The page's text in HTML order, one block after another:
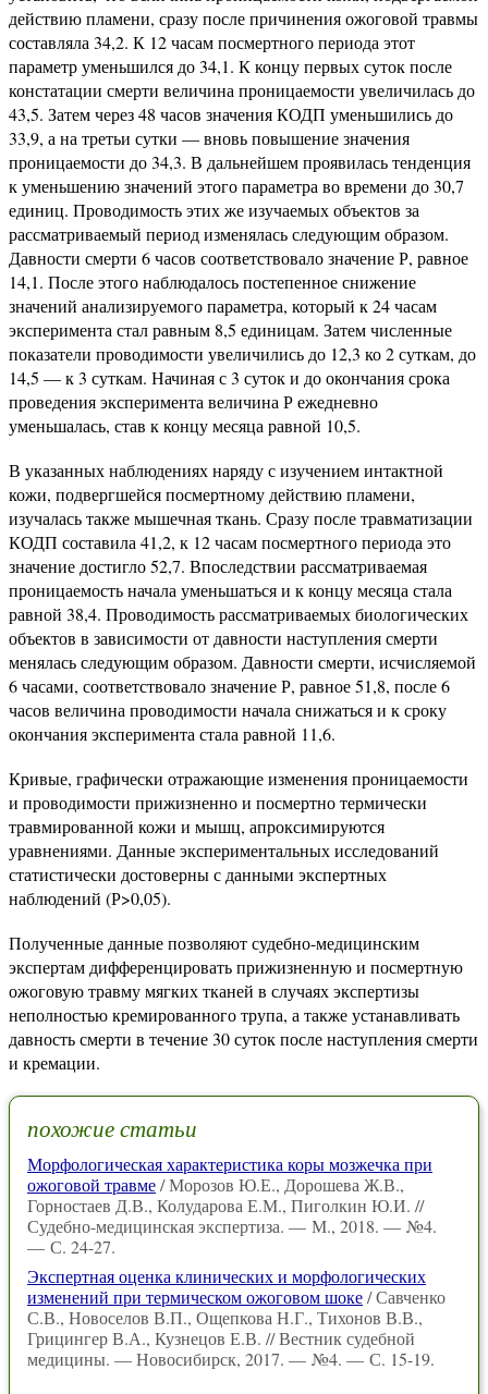
действию пламени, сразу после причинения ожоговой травмы
составляла 34,2. К 12 часам посмертного периода этот
параметр уменьшился до 34,1. К концу первых суток после
констатации смерти величина проницаемости увеличилась до
43,5. Затем через 48 часов значения КОДП уменьшились до
33,9, а на третьи сутки — вновь повышение значения
проницаемости до 34,3. В дальнейшем проявилась тенденция
к уменьшению значений этого параметра во времени до 30,7
единиц. Проводимость этих же изучаемых объектов за
рассматриваемый период изменялась следующим образом.
Давности смерти 6 часов соответствовало значение Р, равное
14,1. После этого наблюдалось постепенное снижение
значений анализируемого параметра, который к 24 часам
эксперимента стал равным 8,5 единицам. Затем численные
показатели проводимости увеличились до 12,3 ко 2 суткам, до
14,5 — к 3 суткам. Начиная с 3 суток и до окончания срока
проведения эксперимента величина Р ежедневно
уменьшалась, став к концу месяца равной 10,5.
В указанных наблюдениях наряду с изучением интактной
кожи, подвергшейся посмертному действию пламени,
изучалась также мышечная ткань. Сразу после травматизации
КОДП составила 41,2, к 12 часам посмертного периода это
значение достигло 52,7. Впоследствии рассматриваемая
проницаемость начала уменьшаться и к концу месяца стала
равной 38,4. Проводимость рассматриваемых биологических
объектов в зависимости от давности наступления смерти
менялась следующим образом. Давности смерти, исчисляемой
6 часами, соответствовало значение Р, равное 51,8, после 6
часов величина проводимости начала снижаться и к сроку
окончания эксперимента стала равной 11,6.
Кривые, графически отражающие изменения проницаемости
и проводимости прижизненно и посмертно термически
травмированной кожи и мышц, апроксимируются
уравнениями. Данные экспериментальных исследований
статистически достоверны с данными экспертных
наблюдений (Р>0,05).
Полученные данные позволяют судебно-медицинским
экспертам дифференцировать прижизненную и посмертную
ожоговую травму мягких тканей в случаях экспертизы
неполностью кремированного трупа, а также устанавливать
давность смерти в течение 30 суток после наступления смерти
и кремации.
похожие статьи
Морфологическая характеристика коры мозжечка при
ожоговой травме/ Морозов Ю.Е., Дорошева Ж.В.,
Горностаев Д.В., Колударова Е.М., Пиголкин Ю.И. //
Судебно-медицинская экспертиза. — М., 2018. — №4.
— С. 24-27.
Экспертная оценка клинических и морфологических
изменений при термическом ожоговом шоке/ Савченко
С.В., Новоселов В.П., Ощепкова Н.Г., Тихонов В.В.,
Грицингер В.А., Кузнецов Е.В. // Вестник судебной
медицины. — Новосибирск, 2017. — №4. — С. 15-19.